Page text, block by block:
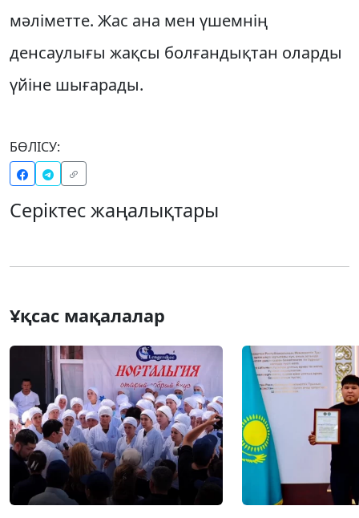
мәліметте. Жас ана мен үшемнің
денсаулығы жақсы болғандықтан оларды
үйіне шығарады.
БӨЛІСУ:
Серіктес жаңалықтары
Ұқсас мақалалар